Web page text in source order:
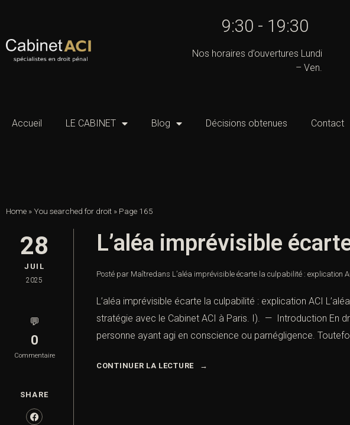
9:30 - 19:30
Nos horaires d’ouvertures Lundi
– Ven.
Accueil LE CABINET Blog Décisions obtenues Contact
Home »You searched for droit » Page 165
28
JUIL
2025
💬
0
Commentaire
SHARE
L’aléa imprévisible
Posté par Maîtredans L’aléa imprévisible écarte la culpabilité : explication
L’aléa imprévisible écarte la culpabilité : explication ACI
stratégie avec le Cabinet ACI à Paris. I). — Introduction En
personne ayant agi en conscience ou parnégligence.
CONTINUER LA LECTURE